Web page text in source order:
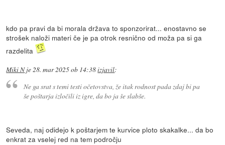
kdo pa pravi da bi morala država to sponzorirat... enostavno se
strošek naloži materi če je pa otrok resnično od moža pa si ga
razdelita
Miki Nje28. mar 2025 ob 14:38izjavil:
Ne ga srat s temi testi očetovstva, že itak rodnost pada zdaj bi pa
še poštarja izločili iz igre, da bo ja še slabše.
Seveda, naj odidejo k poštarjem te kurvice ploto skakalke... da bo
enkrat za vselej red na tem področju